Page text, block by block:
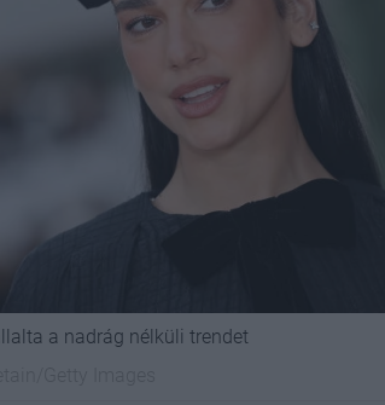
a nadrág nélküli trendet